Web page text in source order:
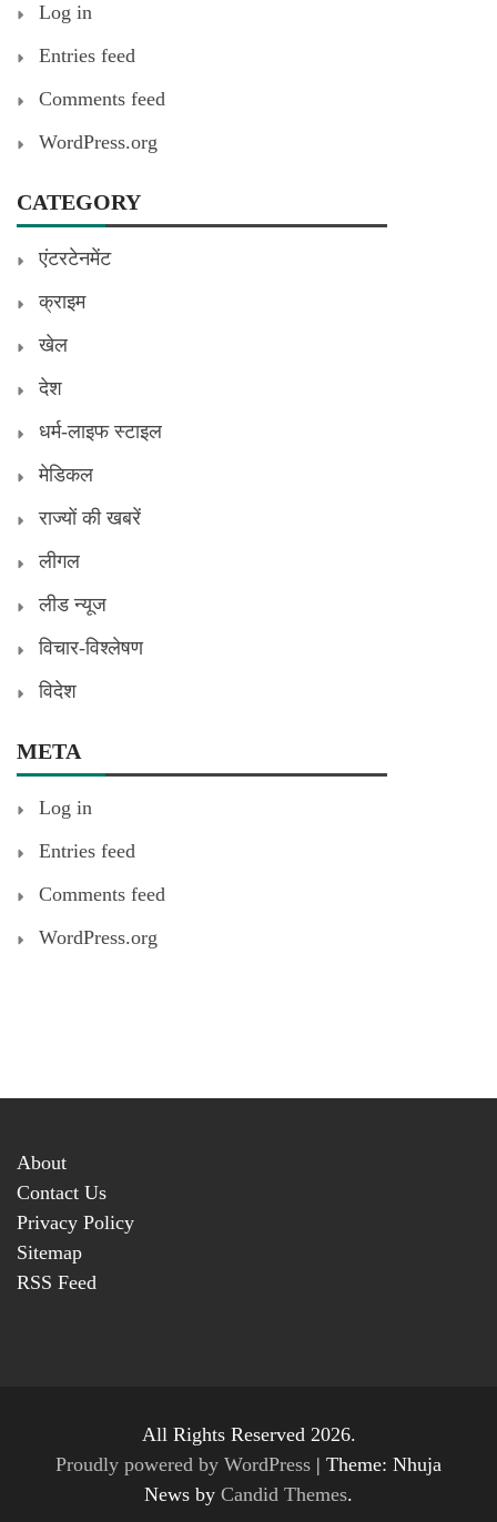
Log in
Entries feed
Comments feed
WordPress.org
CATEGORY
एंटरटेनमेंट
क्राइम
खेल
देश
धर्म-लाइफ स्टाइल
मेडिकल
राज्यों की खबरें
लीगल
लीड न्यूज
विचार-विश्लेषण
विदेश
META
Log in
Entries feed
Comments feed
WordPress.org
About
Contact Us
Privacy Policy
Sitemap
RSS Feed
All Rights Reserved 2026.
Proudly powered by WordPress | Theme: Nhuja
News by Candid Themes.